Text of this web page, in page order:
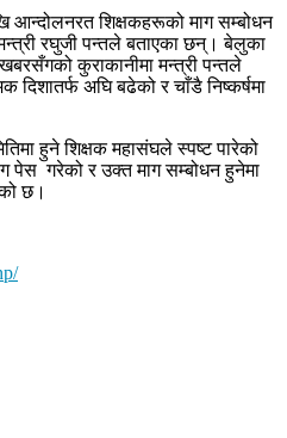
आन्दोलनरत शिक्षकहरूको माग सम्बोधन
रघुजी पन्तले बताएका छन्। बेलुका
कुराकानीमा मन्त्री पन्तले
दिशातर्फ अघि बढेको र चाँडै निष्कर्षमा
हुने शिक्षक महासंघले स्पष्ट पारेको
पेस गरेको र उक्त माग सम्बोधन हुनेमा
छ।